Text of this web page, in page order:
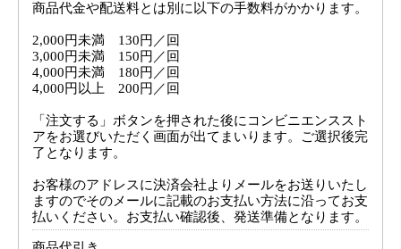
商品代金や配送料とは別に以下の手数料がかかります。
2,000円未満 130円／回
3,000円未満 150円／回
4,000円未満 180円／回
4,000円以上 200円／回
「注文する」ボタンを押された後にコンビニエンススト
アをお選びいただく画面が出てまいります。ご選択後完
了となります。
お客様のアドレスに決済会社よりメールをお送りいたし
ますのでそのメールに記載のお支払い方法に沿ってお支
払いください。お支払い確認後、発送準備となります。